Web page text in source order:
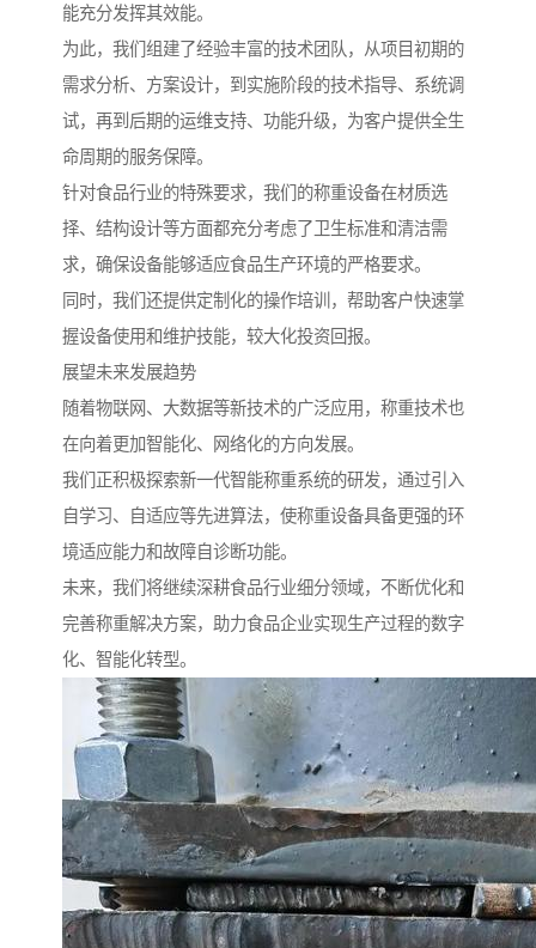
能充分发挥其效能。
为此，我们组建了经验丰富的技术团队，从项目初期的
需求分析、方案设计，到实施阶段的技术指导、系统调
试，再到后期的运维支持、功能升级，为客户提供全生
命周期的服务保障。
针对食品行业的特殊要求，我们的称重设备在材质选
择、结构设计等方面都充分考虑了卫生标准和清洁需
求，确保设备能够适应食品生产环境的严格要求。
同时，我们还提供定制化的操作培训，帮助客户快速掌
握设备使用和维护技能，较大化投资回报。
展望未来发展趋势
随着物联网、大数据等新技术的广泛应用，称重技术也
在向着更加智能化、网络化的方向发展。
我们正积极探索新一代智能称重系统的研发，通过引入
自学习、自适应等先进算法，使称重设备具备更强的环
境适应能力和故障自诊断功能。
未来，我们将继续深耕食品行业细分领域，不断优化和
完善称重解决方案，助力食品企业实现生产过程的数字
化、智能化转型。